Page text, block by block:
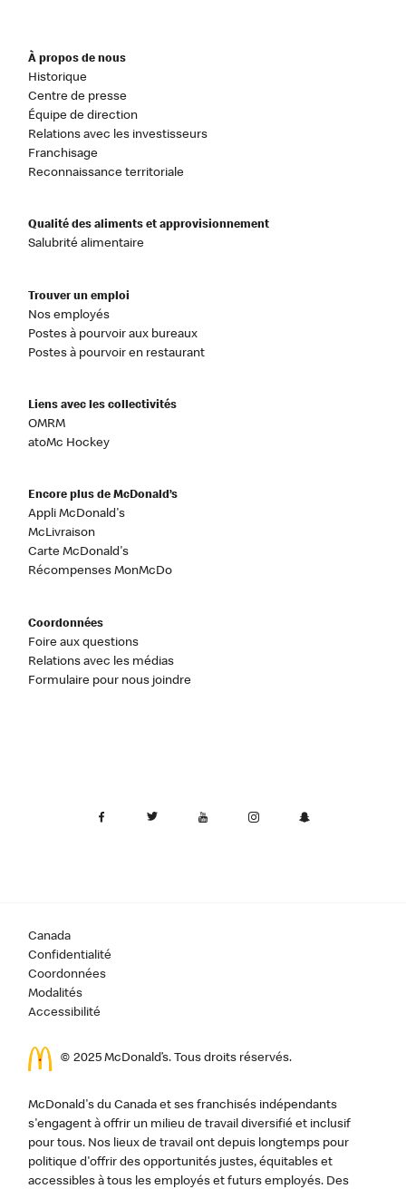
À propos de nous
Historique
Centre de presse
Équipe de direction
Relations avec les investisseurs
Franchisage
Reconnaissance territoriale
Qualité des aliments et approvisionnement
Salubrité alimentaire
Trouver un emploi
Nos employés
Postes à pourvoir aux bureaux
Postes à pourvoir en restaurant
Liens avec les collectivités
OMRM
atoMc Hockey
Encore plus de McDonald’s
Appli McDonald's
McLivraison
Carte McDonald's
Récompenses MonMcDo
Coordonnées
Foire aux questions
Relations avec les médias
Formulaire pour nous joindre
Canada
Confidentialité
Coordonnées
Modalités
Accessibilité
© 2025 McDonald’s. Tous droits réservés.
McDonald's du Canada et ses franchisés indépendants
s'engagent à offrir un milieu de travail diversifié et inclusif
pour tous. Nos lieux de travail ont depuis longtemps pour
politique d'offrir des opportunités justes, équitables et
accessibles à tous les employés et futurs employés. Des